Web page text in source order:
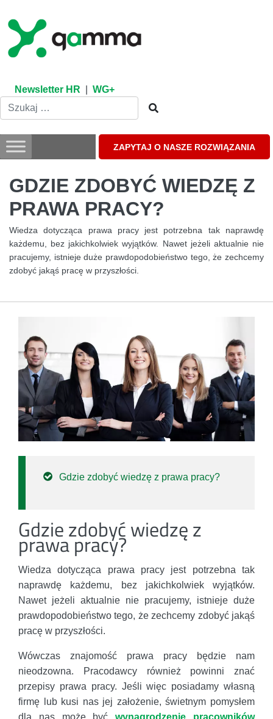
content
Newsletter HR WG+
ZAPYTAJ O NASZE ROZWIĄZANIA
GDZIE ZDOBYĆ WIEDZĘ Z
PRAWA PRACY?
Wiedza dotycząca prawa pracy jest potrzebna tak naprawdę
każdemu, bez jakichkolwiek wyjątków. Nawet jeżeli aktualnie nie
pracujemy, istnieje duże prawdopodobieństwo tego, że zechcemy
zdobyć jakąś pracę w przyszłości.
Gdzie zdobyć wiedzę z prawa pracy?
Gdzie zdobyć wiedzę z
prawa pracy?
Wiedza dotycząca prawa pracy jest potrzebna tak
naprawdę każdemu, bez jakichkolwiek wyjątków.
Nawet jeżeli aktualnie nie pracujemy, istnieje duże
prawdopodobieństwo tego, że zechcemy zdobyć jakąś
pracę w przyszłości.
Wówczas znajomość prawa pracy będzie nam
nieodzowna. Pracodawcy również powinni znać
przepisy prawa pracy. Jeśli więc posiadamy własną
firmę lub kusi nas jej założenie, świetnym pomysłem